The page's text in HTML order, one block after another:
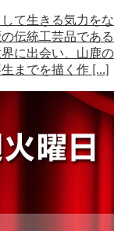
て生きる気力をな
伝統工芸品である
に出会い、山鹿の
までを描く作 […]